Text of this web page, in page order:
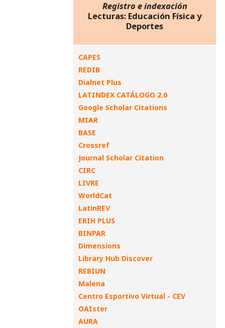
Registro e indexación
Lecturas: Educación Física y
Deportes
CAPES
REDIB
Dialnet Plus
LATINDEX CATÁLOGO 2.0
Google Scholar Citations
MIAR
BASE
Crossref
Journal Scholar Citation
CIRC
LIVRE
WorldCat
LatinREV
ERIH PLUS
BINPAR
Dimensions
Library Hub Discover
REBIUN
Malena
Centro Esportivo Virtual - CEV
OAIster
AURA